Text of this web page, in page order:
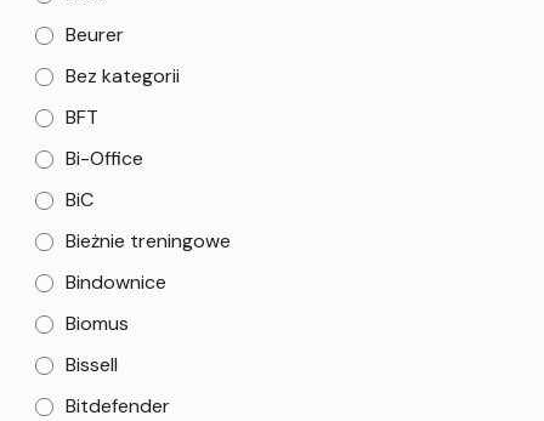
Beurer
Bez kategorii
BFT
Bi-Office
BiC
Bieżnie treningowe
Bindownice
Biomus
Bissell
Bitdefender